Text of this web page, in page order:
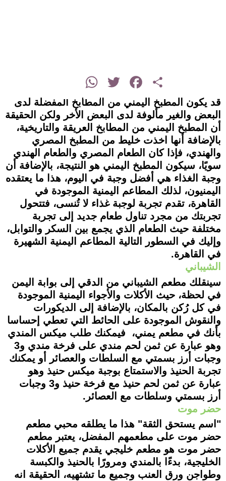
Share
Facebook
Twitter
WhatsApp
قد يكون المطبخ اليمني من المطابخ المفضلة لدى
البعض والغير مألوفة لدى البعض الأخر ولكن الحقيقة
أن المطبخ اليمني من المطابخ العريقة والتاريخية،
بالإضافة أنها اخذت خليط من المطبخ المصري
والهندي، فإذا كان الطعام المصري والطعام الهندي
سويًا، سيكون المطبخ اليمني هو النتيجة، بالإضافة أن
وجبة الغذاء هي أفضل وجبة في اليوم، هذا ما يعتقده
اليمنيون، لذلك المطاعم اليمنية الموجودة في
القاهرة، تقدم تجربة لوجبة غذاء لا تُنسى، فتتحول
تجربتك من مجرد تناول طعام جديد إلى تجربة
مختلفة حيث الطعام الذي يجمع بين السكر والتوابل،
وإليك في السطور التالية المطاعم اليمنية الشهيرة
في القاهرة.
الشيباني
سينقلك مطعم الشيباني من الدقي إلى بوابة اليمن
في لحظة، حيث الأكلات والأجواء اليمنية الموجودة
في كل رُكن بالمكان، بالإضافة إلى الديكورات
والنقوش الموجودة على الحائط التي تعطي إحساسا
بأنك في مطعم يمني، فيمكنك طلب ميكس المندي
وهو عبارة عن ثمن لحم مندي على فرخة مندي و3
وجبات أرز بسمتي مع السلطات والعصائر أو يمكنك
تجربة الحنيذ والاستمتاع بوجبة ميكس حنيذ وهو
عبارة عن ثمن لحم حنيذ مع فرخة حنيذ و3 وجبات
أرز بسمتي وسلطات مع العصائر.
حضر موت
"اسم يستحق الثقة" هذا ما يطلقه محبي مطعم
حضر موت على مطعمهم المفضل، يعتبر مطعم
حضر موت هو مطعم خليجي يقدم جميع الأكلات
الخليجية، بدءًا بالمندي ومرورًا بالحنيذ والكبسة
وطواجن ورق العنب وجميع ما تشتهيه، الحقيقة انه